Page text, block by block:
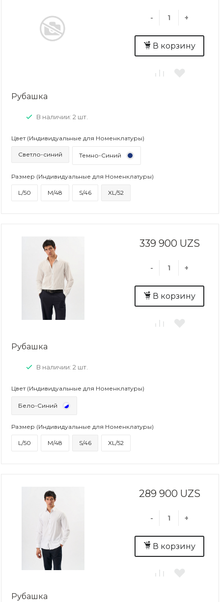
- +
В корзину
Рубашка
В наличии: 2 шт.
Цвет (Индивидуальные для Номенклатуры)
Светло-синий Темно-Синий
Размер (Индивидуальные для Номенклатуры)
L/50 M/48 S/46 XL/52
339 900 UZS
- +
В корзину
Рубашка
В наличии: 2 шт.
Цвет (Индивидуальные для Номенклатуры)
Бело-Синий
Размер (Индивидуальные для Номенклатуры)
L/50 M/48 S/46 XL/52
289 900 UZS
- +
В корзину
Рубашка